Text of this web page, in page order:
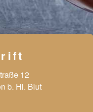
12
b. Hl. Blut